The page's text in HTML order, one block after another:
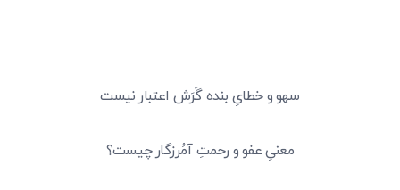
سهو و خطایِ بنده گَرَش اعتبار نیست
معنیِ عفو و رحمتِ آمُرزگار چیست؟